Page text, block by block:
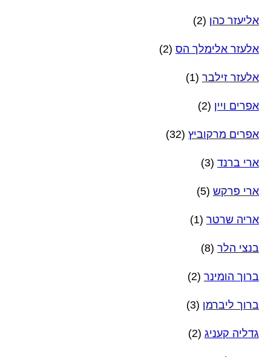
אליעזר כהן (2)
אלעזר אלימלך הס (2)
אלעזר זילבר (1)
אפרים ויין (2)
אפרים מרקוביץ (32)
ארי ברנד (3)
ארי פרקש (5)
אריה שרטר (1)
בנצי הלר (8)
ברוך הומינר (2)
ברוך ליברמן (3)
גדליה קעניג (2)